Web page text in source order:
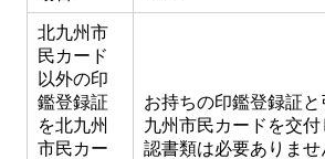
北九州市
民カード
以外の印
鑑登録証
を北九州
市民カー
お持ちの印鑑登録証
九州市民カードを交
認書類は必要ありませ